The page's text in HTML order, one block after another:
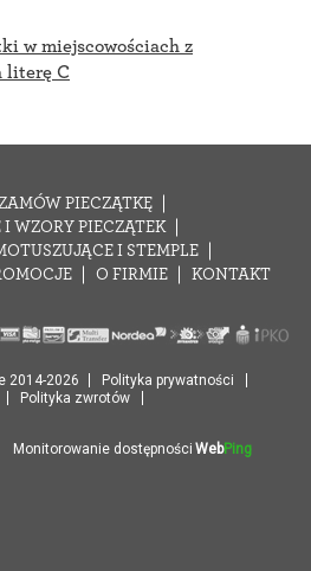
w miejscowościach z
literę C
PIECZĄTKĘ
I WZORY PIECZĄTEK
I STEMPLE
O FIRMIE KONTAKT
2014-2026
Polityka prywatności
Polityka zwrotów
Monitorowanie dostępności WebPing